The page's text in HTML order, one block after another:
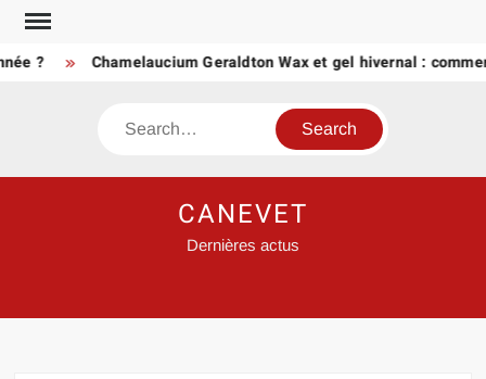
Skip
content
? Chamelaucium Geraldton Wax et gel hivernal :
Search
CANEVET
Dernières actus